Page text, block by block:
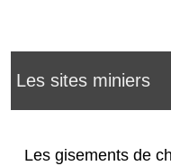
Les sites miniers
Les gisements de